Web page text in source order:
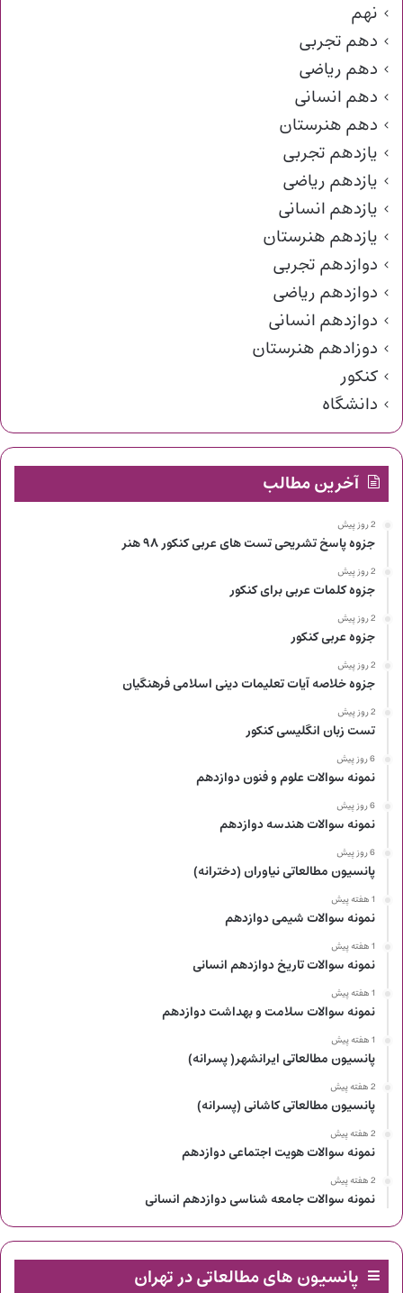
نهم
دهم تجربی
دهم ریاضی
دهم انسانی
دهم هنرستان
یازدهم تجربی
یازدهم ریاضی
یازدهم انسانی
یازدهم هنرستان
دوازدهم تجربی
دوازدهم ریاضی
دوازدهم انسانی
دوزادهم هنرستان
کنکور
دانشگاه
آخرین مطالب
2 روز پیش
جزوه پاسخ تشریحی تست های عربی کنکور ۹۸ هنر
2 روز پیش
جزوه کلمات عربی برای کنکور
2 روز پیش
جزوه عربی کنکور
2 روز پیش
جزوه خلاصه آیات تعلیمات دینی اسلامی فرهنگیان
2 روز پیش
تست زبان انگلیسی کنکور
6 روز پیش
نمونه سوالات علوم و فنون دوازدهم
6 روز پیش
نمونه سوالات هندسه دوازدهم
6 روز پیش
پانسیون مطالعاتی نیاوران (دخترانه)
1 هفته پیش
نمونه سوالات شیمی دوازدهم
1 هفته پیش
نمونه سوالات تاریخ دوازدهم انسانی
1 هفته پیش
نمونه سوالات سلامت و بهداشت دوازدهم
1 هفته پیش
پانسیون مطالعاتی ایرانشهر( پسرانه)
2 هفته پیش
پانسیون مطالعاتی کاشانی (پسرانه)
2 هفته پیش
نمونه سوالات هویت اجتماعی دوازدهم
2 هفته پیش
نمونه سوالات جامعه شناسی دوازدهم انسانی
پانسیون های مطالعاتی در تهران